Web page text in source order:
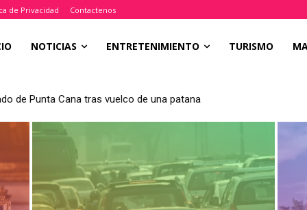
de Privacidad Contactenos
NOTICIAS ENTRETENIMIENTO TURISMO
de Punta Cana tras vuelco de una patana